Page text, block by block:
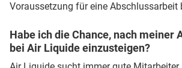
Voraussetzung für eine Abschlussarbeit
Habe ich die Chance, nach meiner
bei Air Liquide einzusteigen?